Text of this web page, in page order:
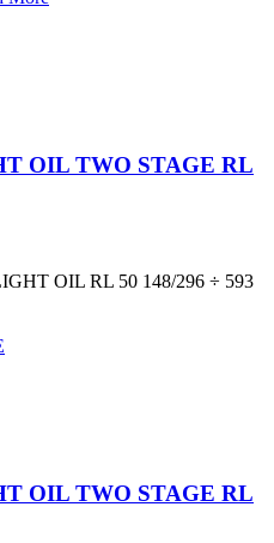
OIL TWO STAGE RL
OIL RL 50 148/296 ÷ 593
Riello RL 50
OIL TWO STAGE RL